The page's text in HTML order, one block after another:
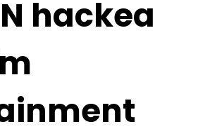
hackea